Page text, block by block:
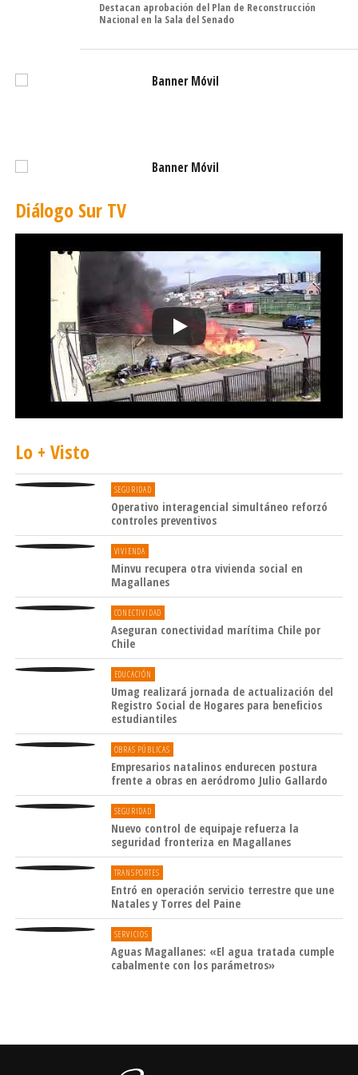
del precio del cobre.
Considerando el contexto internacional del mercado de
(FEPP), que rigen en Chile cada semana, ENAP anticipa
de 3,1 y 4,2 pesos por litro ($/lt), respectivamente. Por su
parte, el diésel aumentaría en 1,9 ($/lt). Finalmente, se
anticipa un aumento en el precio del kerosene de 3,4
($/lt), y una disminución en el precio del GLP de 0,5 ($/lt)
Destacan aprobación del Plan de Reconstrucción
Nacional en la Sala del Senado
Diálogo Sur TV
Lo + Visto
SEGURIDAD
Operativo interagencial simultáneo reforzó
controles preventivos
VIVIENDA
Minvu recupera otra vivienda social en
Magallanes
CONECTIVIDAD
Aseguran conectividad marítima Chile por
Chile
EDUCACIÓN
Umag realizará jornada de actualización del
Registro Social de Hogares para beneficios
estudiantiles
OBRAS PÚBLICAS
Empresarios natalinos endurecen postura
frente a obras en aeródromo Julio Gallardo
SEGURIDAD
Nuevo control de equipaje refuerza la
seguridad fronteriza en Magallanes
TRANSPORTES
Entró en operación servicio terrestre que une
Natales y Torres del Paine
SERVICIOS
Aguas Magallanes: «El agua tratada cumple
cabalmente con los parámetros»